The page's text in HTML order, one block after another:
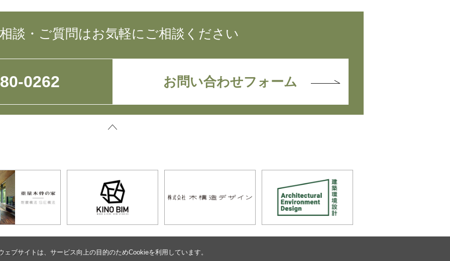
ェブサイトは、サービス向上の目的のためCookieを利用しています。
談・ご質問はお気軽にご相談ください
0262 お問い合わせフォーム
れました。